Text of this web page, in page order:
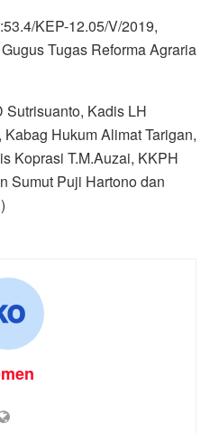
KEP-12.05/V/2019,
Tugas Reforma Agraria
Kadis LH
Hukum Alimat Tarigan,
Koprasi T.M.Auzai, KKPH
Sumut Puji Hartono dan